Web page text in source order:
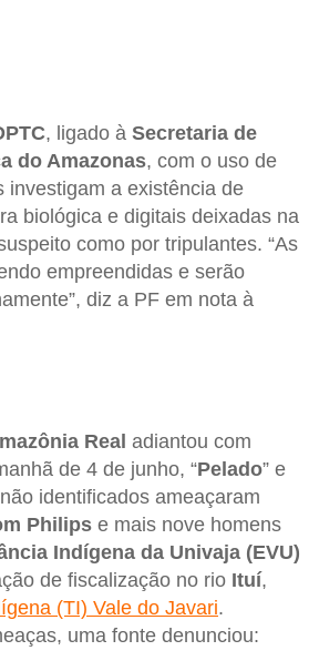
, ligado à Secretaria de
do Amazonas, com o uso de
investigam a existência de
biológica e digitais deixadas na
como por tripulantes. “As
empreendidas e serão
diz a PF em nota à
Real adiantou com
de 4 de junho, “Pelado” e
identificados ameaçaram
Philips e mais nove homens
Indígena da Univaja (EVU)
de fiscalização no rio Ituí,
(TI) Vale do Javari.
uma fonte denunciou: